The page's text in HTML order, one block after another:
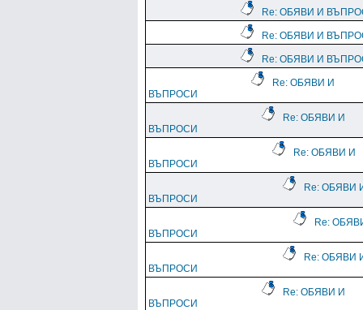
Re: ОБЯВИ И
Re: ОБЯВИ И
Re: ОБЯВИ И
Re: ОБЯВИ И
ВЪПРОСИ
Re: ОБЯВИ И
ВЪПРОСИ
Re: ОБЯВИ И
ВЪПРОСИ
Re: ОБЯВИ
ВЪПРОСИ
Re:
ВЪПРОСИ
Re: ОБЯВИ
ВЪПРОСИ
Re: ОБЯВИ И
ВЪПРОСИ